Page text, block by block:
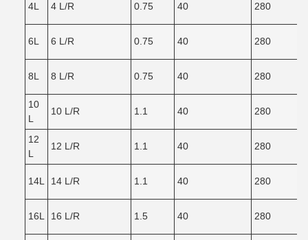
4L 4 L/R 0.75 40 280
6L 6 L/R 0.75 40 280
8L 8 L/R 0.75 40 280
10
L
10 L/R 1.1 40 280
12
L
12 L/R 1.1 40 280
14L 14 L/R 1.1 40 280
16L 16 L/R 1.5 40 280